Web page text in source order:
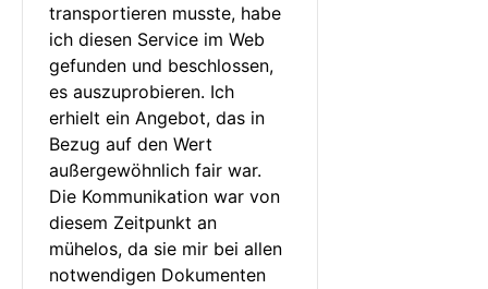
transportieren musste, habe
ich diesen Service im Web
gefunden und beschlossen,
es auszuprobieren. Ich
erhielt ein Angebot, das in
Bezug auf den Wert
außergewöhnlich fair war.
Die Kommunikation war von
diesem Zeitpunkt an
mühelos, da sie mir bei allen
notwendigen Dokumenten